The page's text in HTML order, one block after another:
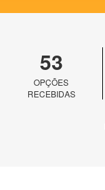
53
OPÇÕES
RECEBIDAS